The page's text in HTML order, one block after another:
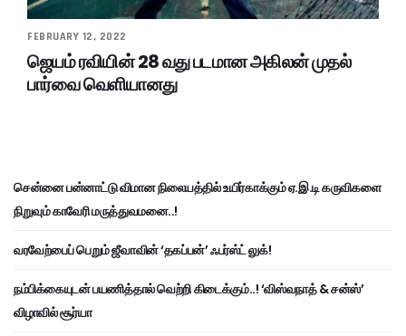
FEBRUARY 12, 2022
ஜெயம் ரவியின் 28 வது படமான அகிலன் முதல்
பார்வை வெளியானது
சென்னை பன்னாட்டு விமான நிலையத்தில் உயிர்காக்கும் ஏ.இ.டி கருவிகளை
நிறுவும் காவேரி மருத்துவமனை..!
வரவேற்பைப் பெறும் ஜீவாவின் ‘தகப்பன்’ ஃபர்ஸ்ட் லுக்!
நம்பிக்கையுடன் பயணித்தால் வெற்றி கிடைக்கும்..! ‘விஸ்வநாத் & சன்ஸ்’
விழாவில் சூர்யா